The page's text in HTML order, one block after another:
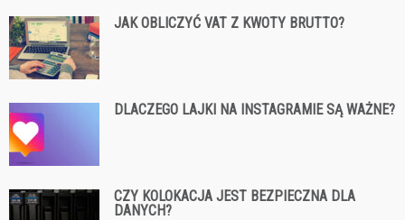
JAK OBLICZYĆ VAT Z KWOTY BRUTTO?
DLACZEGO LAJKI NA INSTAGRAMIE SĄ WAŻNE?
CZY KOLOKACJA JEST BEZPIECZNA DLA
DANYCH?